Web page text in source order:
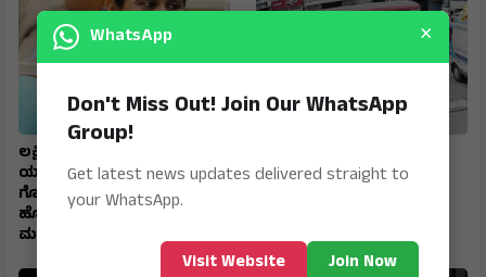
ಲಕ್ಷ್ಮೀ ಇದ್ದರೆ ಶೋಭೆ: ಹೆಬ್ಬಾಳ್ಕರ್
ಯಾಕೆ ಸಂಪುಟಕ್ಕೆ ಅತ್ಯಂತ ಅವಶ್ಯಕ
ಗೊತ್ತೇ ? ಬೆಳಗಾವಿಗೆ ಅಭಿವೃದ್ಧಿಯ
ಹೊಳೆಯನ್ನೇ ಹರಿಸಿದ್ದ
ಮಹಾನಾಯಕಿ
ಹೃದಯಾಘಾತ ; ನೇರ ಆಸ್ಪತ್ರೆಗೆ
WhatsApp ×
Don't Miss Out! Join Our WhatsApp
Group!
Get latest news updates delivered straight to
your WhatsApp.
Visit Website Join Now